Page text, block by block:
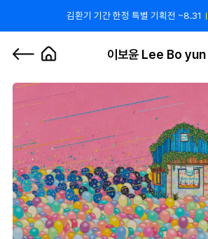
김환기 기간 한정 특별 기획전 ~8.31
쿠폰 줄게, 친구 하자! 카카오톡 친구 추가하고 할인
이보윤 Lee Bo yun